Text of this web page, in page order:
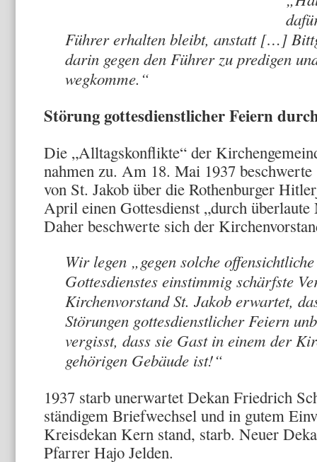
Führer erhalten bleibt, anstatt […]
darin gegen den Führer zu predigen
wegkomme.“
Störung gottesdienstlicher Feiern
Die „Alltagskonflikte“ der
nahmen zu. Am 18. Mai 1937
von St. Jakob über die Rothenburger
April einen Gottesdienst „durch
Daher beschwerte sich der
Wir legen „gegen solche
Gottesdienstes einstimmig schärfste
Kirchenvorstand St. Jakob erwartet,
Störungen gottesdienstlicher Feiern
vergisst, dass sie Gast in einem der
gehörigen Gebäude ist!“
1937 starb unerwartet Dekan Friedrich
ständigem Briefwechsel und in gutem
Kreisdekan Kern stand, starb. Neuer
Pfarrer Hajo Jelden.